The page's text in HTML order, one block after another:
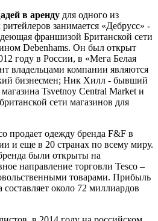
в аренду для одного из
занимается «Дебрусс» -
франшизой Британской сети
Debenhams. Он был открыт
году в России, в «Мега Белая
владельцами компании являются
бизнесмен; Ник Хилл - бывший
Tsvetnoy Central Market и
сети магазинов для
продает одежду бренда F&F в
и еще в 20 странах по всему миру.
были открыты на
направление торговли Tesco –
товарами. Прибыль
около 72 миллиардов